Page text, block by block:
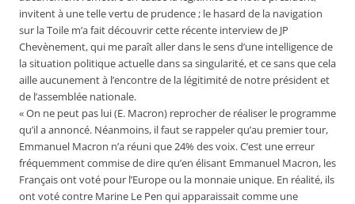
invitent à une telle vertu de prudence ; le hasard de la navigation
sur la Toile m’a fait découvrir cette récente interview de JP
Chevènement, qui me paraît aller dans le sens d’une intelligence de
la situation politique actuelle dans sa singularité, et ce sans que cela
aille aucunement à l’encontre de la légitimité de notre président et
de l’assemblée nationale.
« On ne peut pas lui (E. Macron) reprocher de réaliser le programme
qu’il a annoncé. Néanmoins, il faut se rappeler qu’au premier tour,
Emmanuel Macron n’a réuni que 24% des voix. C’est une erreur
fréquemment commise de dire qu’en élisant Emmanuel Macron, les
Français ont voté pour l’Europe ou la monnaie unique. En réalité, ils
ont voté contre Marine Le Pen qui apparaissait comme une